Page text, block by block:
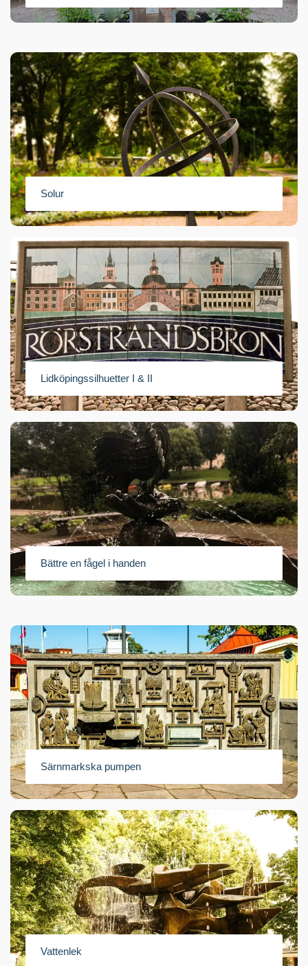
Solur
Lidköpingssilhuetter I & II
Bättre en fågel i handen
Särnmarkska pumpen
Vattenlek